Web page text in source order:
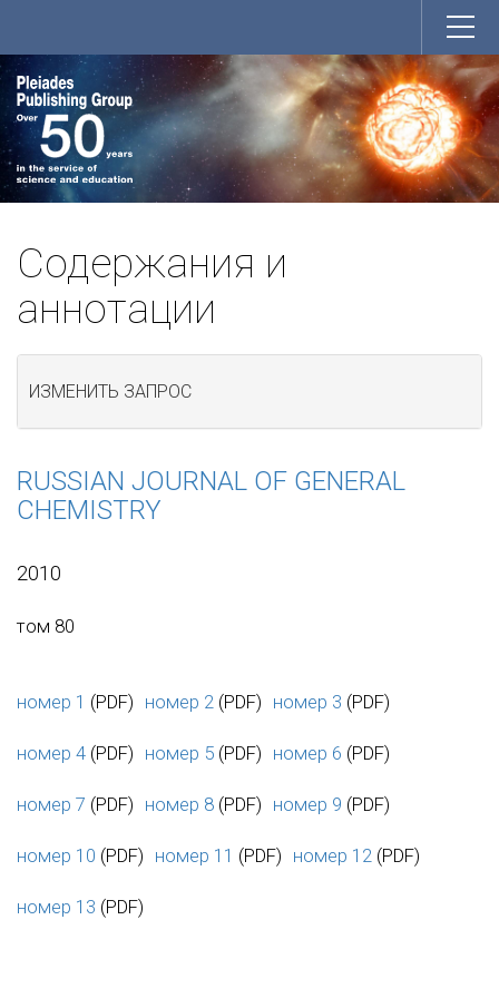
Содержания и
аннотации
ИЗМЕНИТЬ ЗАПРОС
RUSSIAN JOURNAL OF GENERAL
CHEMISTRY
2010
том 80
номер 1 (PDF) номер 2 (PDF) номер 3 (PDF)
номер 4 (PDF) номер 5 (PDF) номер 6 (PDF)
номер 7 (PDF) номер 8 (PDF) номер 9 (PDF)
номер 10 (PDF) номер 11 (PDF) номер 12 (PDF)
номер 13 (PDF)